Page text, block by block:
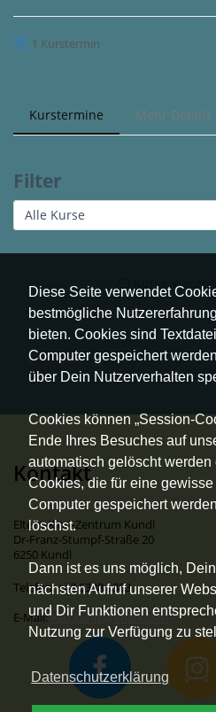
Diese Seite verwendet
bestmögliche
bieten. Cookies sind
Computer gespeichert
über Dein Nutzerverhalten
Cookies können „Session-
Ende Ihres Besuches auf
automatisch gelöscht werden
Cookies, die für eine
Computer gespeichert
löschst.
Dann ist es uns möglich,
nächsten Aufruf unserer
und Dir Funktionen
Nutzung zur Verfügung zu
Datenschutzerklärung
1 Kurstermin
Kurstermine Mehr Details
Filter
Alle Kurse
Kurse
steuerfrei
Kontakt
Eltern-Kind-Zentrum Kundl
Dr-Franz-Stumpf-Straße 20
6250 Kundl
Telefon: +43 5338 6383
E-Mail:ekiz.kundl@gmail.com